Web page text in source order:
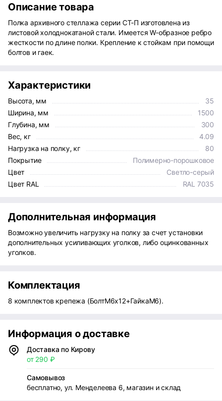
Описание товара
Полка архивного стеллажа серии СТ-П изготовлена из
листовой холоднокатаной стали. Имеется W-образное ребро
жесткости по длине полки. Крепление к стойкам при помощи
болтов и гаек.
Характеристики
Высота, мм
35
Ширина, мм
1500
Глубина, мм
300
Вес, кг
4.09
Нагрузка на полку, кг
80
Покрытие
Полимерно-порошковое
Цвет
Светло-серый
Цвет RAL
RAL 7035
Дополнительная информация
Возможно увеличить нагрузку на полку за счет установки
дополнительных усиливающих уголков, либо оцинкованных
уголков.
Комплектация
8 комплектов крепежа (БолтМ6х12+ГайкаМ6).
Информация о доставке
Доставка по Кирову
от 290 ₽
Самовывоз
бесплатно, ул. Менделеева 6, магазин и склад